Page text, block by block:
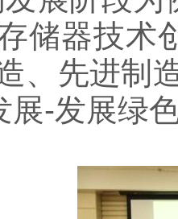
储器技术
、先进制
展-发展绿